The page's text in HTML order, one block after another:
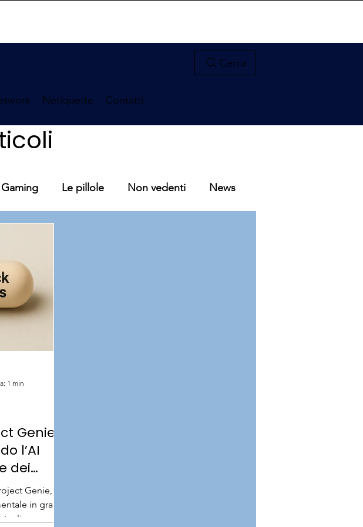
Netiquette Contatti
Cerca
Gaming Le pillole Non vedenti News
Genie
l’AI
dei
Genie,
in grado
o
1 min